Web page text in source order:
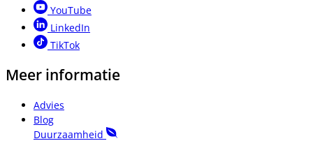
YouTube
LinkedIn
TikTok
Meer informatie
Advies
Blog
Duurzaamheid